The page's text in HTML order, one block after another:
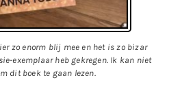
zo enorm blij mee en het is zo bizar
exemplaar heb gekregen. Ik kan niet
dit boek te gaan lezen.